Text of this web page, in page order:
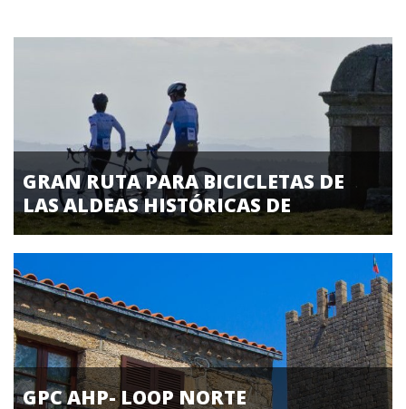
GRAN RUTA PARA BICICLETAS DE
LAS ALDEAS HISTÓRICAS DE
PORTUGAL
GPC AHP- LOOP NORTE